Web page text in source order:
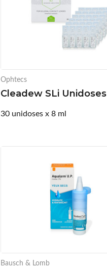
Ophtecs
Cleadew SLi Unidoses
30 unidoses x 8 ml
Bausch & Lomb